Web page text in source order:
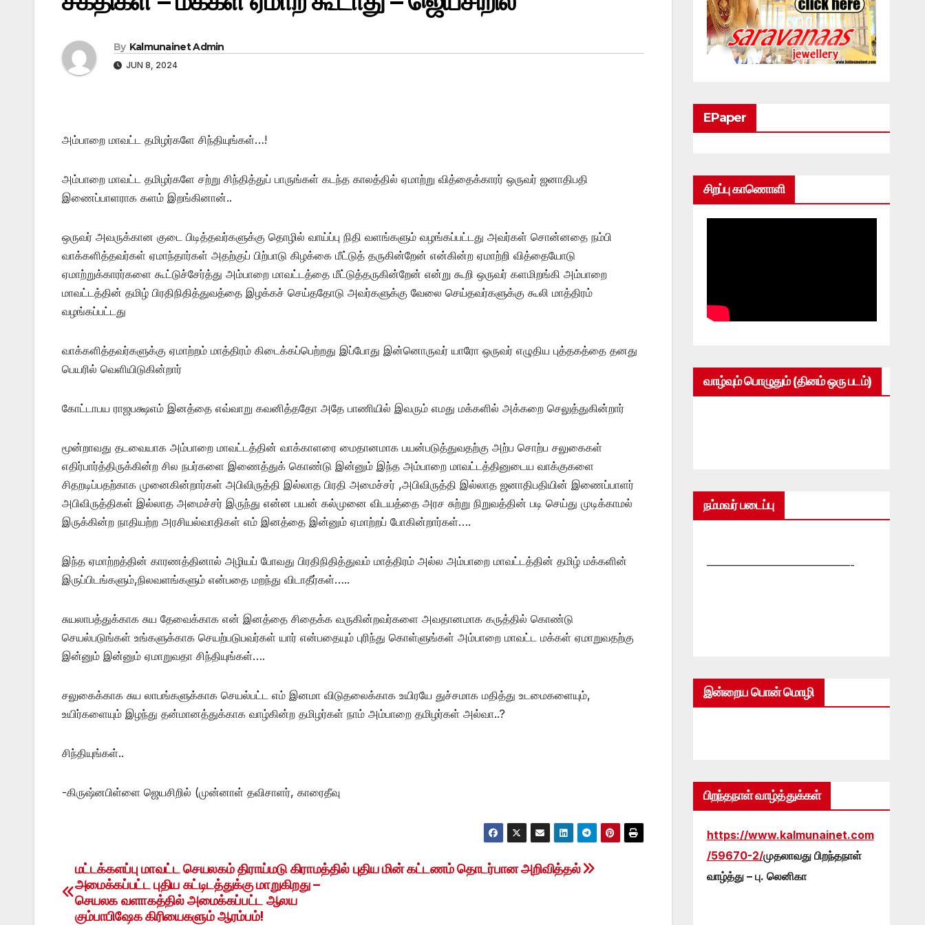
By Kalmunainet Admin
JUN 8, 2024
அம்பாறை மாவட்ட தமிழர்களே சிந்தியுங்கள்…!
அம்பாறை மாவட்ட தமிழர்களே சற்று சிந்தித்துப் பாருங்கள் கடந்த காலத்தில் ஏமாற்று வித்தைக்காரர் ஒருவர் ஜனாதிபதி
இணைப்பாளராக களம் இறங்கினான்..
ஒருவர் அவருக்கான குடை பிடித்தவர்களுக்கு தொழில் வாய்ப்பு நிதி வளங்களும் வழங்கப்பட்டது அவர்கள் சொன்னதை நம்பி
வாக்களித்தவர்கள் ஏமாந்தார்கள் அதற்குப் பிற்பாடு கிழக்கை மீட்டுத் தருகின்றேன் என்கின்ற ஏமாற்றி வித்தையோடு
ஏமாற்றுக்காரர்களை கூட்டுச்சேர்த்து அம்பாறை மாவட்டத்தை மீட்டுத்தருகின்றேன் என்று கூறி ஒருவர் களமிறங்கி அம்பாறை
மாவட்டத்தின் தமிழ் பிரதிநிதித்துவத்தை இழக்கச் செய்ததோடு அவர்களுக்கு வேலை செய்தவர்களுக்கு கூலி மாத்திரம்
வழங்கப்பட்டது
வாக்களித்தவர்களுக்கு ஏமாற்றம் மாத்திரம் கிடைக்கப்பெற்றது இப்போது இன்னொருவர் யாரோ ஒருவர் எழுதிய புத்தகத்தை தனது
பெயரில் வெளியிடுகின்றார்
கோட்டாபய ராஜபக்ஷஎம் இனத்தை எவ்வாறு கவனித்ததோ அதே பாணியில் இவரும் எமது மக்களில் அக்கறை செலுத்துகின்றார்
மூன்றாவது தடவையாக அம்பாறை மாவட்டத்தின் வாக்காளரை மைதானமாக பயன்படுத்துவதற்கு அற்ப சொற்ப சலுகைகள்
எதிர்பார்த்திருக்கின்ற சில நபர்களை இணைத்துக் கொண்டு இன்னும் இந்த அம்பாறை மாவட்டத்தினுடைய வாக்குகளை
சிதறடிப்பதற்காக முனைகின்றார்கள் அபிவிருத்தி இல்லாத பிரதி அமைச்சர் ,அபிவிருத்தி இல்லாத ஜனாதிபதியின் இணைப்பாளர்
அபிவிருத்திகள் இல்லாத அமைச்சர் இருந்து என்ன பயன் கல்முனை விடயத்தை அரச சுற்று நிறுவத்தின் படி செய்து முடிக்காமல்
இருக்கின்ற நாதியற்ற அரசியல்வாதிகள் எம் இனத்தை இன்னும் ஏமாற்றப் போகின்றார்கள்….
இந்த ஏமாற்றத்தின் காரணத்தினால் அழியப் போவது பிரதிநிதித்துவம் மாத்திரம் அல்ல அம்பாறை மாவட்டத்தின் தமிழ் மக்களின்
இருப்பிடங்களும்,நிலவளங்களும் என்பதை மறந்து விடாதீர்கள்…..
சுயலாபத்துக்காக சுய தேவைக்காக என் இனத்தை சிதைக்க வருகின்றவர்களை அவதானமாக கருத்தில் கொண்டு
செயல்படுங்கள் உங்களுக்காக செயற்படுபவர்கள் யார் என்பதையும் புரிந்து கொள்ளுங்கள் அம்பாறை மாவட்ட மக்கள் ஏமாறுவதற்கு
இன்னும் இன்னும் ஏமாறுவதா சிந்தியுங்கள்….
சலுகைக்காக சுய லாபங்களுக்காக செயல்பட்ட எம் இனமா விடுதலைக்காக உயிரயே துச்சமாக மதித்து உடமைகளையும்,
உயிர்களையும் இழந்து தன்மானத்துக்காக வாழ்கின்ற தமிழர்கள் நாம் அம்பாறை தமிழர்கள் அல்வா..?
சிந்தியுங்கள்..
-கிருஷ்னபிள்ளை ஜெயசிறில் (முன்னாள் தவிசாளர், காரைதீவு
Post
navigation
புதிய மின் கட்டணம் தொடர்பான அறிவித்தல்
மட்டக்களப்பு மாவட்ட செயலகம் திராய்மடு கிராமத்தில்
அமைக்கப்பட்ட புதிய கட்டிடத்துக்கு மாறுகிறது –
செயலக வளாகத்தில் அமைக்கப்பட்ட ஆலய
கும்பாபிஷேக கிரியைகளும் ஆரம்பம்!
EPaper
சிறப்பு காணொளி
வாழ்வும் பொழுதும் (தினம் ஒரு படம்)
நம்மவர் படைப்பு
—————————————-
இன்றைய பொன் மொழி
பிறந்தநாள் வாழ்த்துக்கள்
https://www.kalmunainet.com
/59670-2/முதலாவது பிறந்தநாள்
வாழ்த்து – பு. லெனிகா